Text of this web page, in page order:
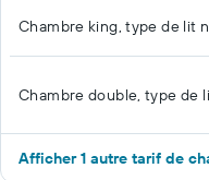
Chambre king, type de lit
Chambre double, type de
Afficher 1 autre tarif de